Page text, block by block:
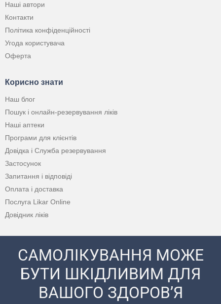
Наші автори
Контакти
Політика конфіденційності
Угода користувача
Оферта
Корисно знати
Наш блог
Пошук і онлайн-резервування ліків
Наші аптеки
Програми для клієнтів
Довідка і Служба резервування
Застосунок
Запитання і відповіді
Оплата і доставка
Послуга Likar Online
Довідник ліків
САМОЛІКУВАННЯ МОЖЕ
БУТИ ШКІДЛИВИМ ДЛЯ
ВАШОГО ЗДОРОВ’Я